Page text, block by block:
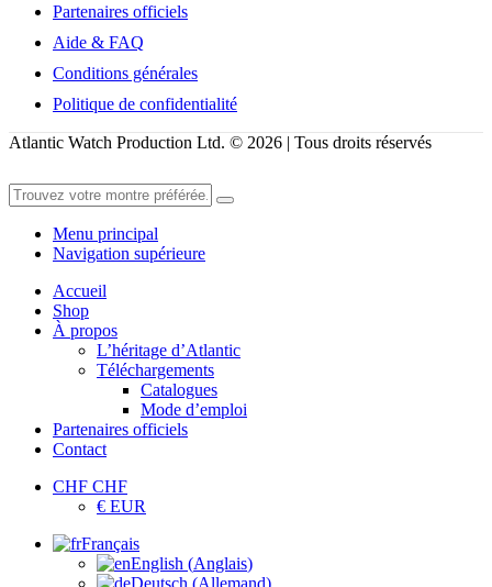
Partenaires officiels
Aide & FAQ
Conditions générales
Politique de confidentialité
Atlantic Watch Production Ltd. © 2026 | Tous droits réservés
Menu principal
Navigation supérieure
Accueil
Shop
À propos
L’héritage d’Atlantic
Téléchargements
Catalogues
Mode d’emploi
Partenaires officiels
Contact
CHF CHF
€ EUR
Français
English (Anglais)
Deutsch (Allemand)